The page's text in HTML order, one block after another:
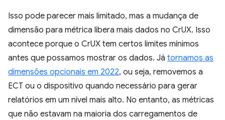
Isso pode parecer mais limitado, mas a mudança de
dimensão para métrica libera mais dados no CrUX. Isso
acontece porque o CrUX tem certos limites mínimos
antes que possamos mostrar os dados. Já tornamos as
dimensões opcionais em 2022, ou seja, removemos a
ECT ou o dispositivo quando necessário para gerar
relatórios em um nível mais alto. No entanto, as métricas
que não estavam na maioria dos carregamentos de